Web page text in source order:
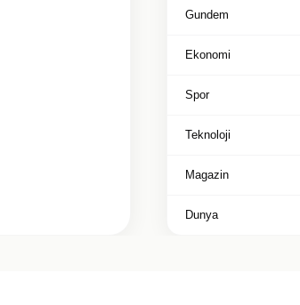
Gundem
Ekonomi
Spor
Teknoloji
Magazin
Dunya